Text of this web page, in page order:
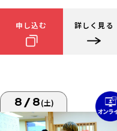
申し込む 詳しく見る
8/8(土)